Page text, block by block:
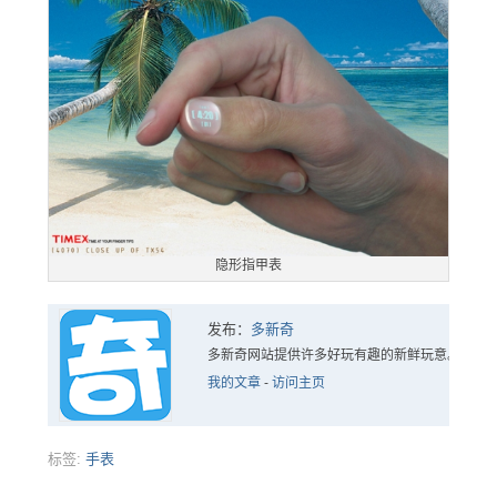
隐形指甲表
发布： 多新奇
多新奇网站提供许多好玩有趣的新鲜玩意。
我的文章- 访问主页
标签: 手表